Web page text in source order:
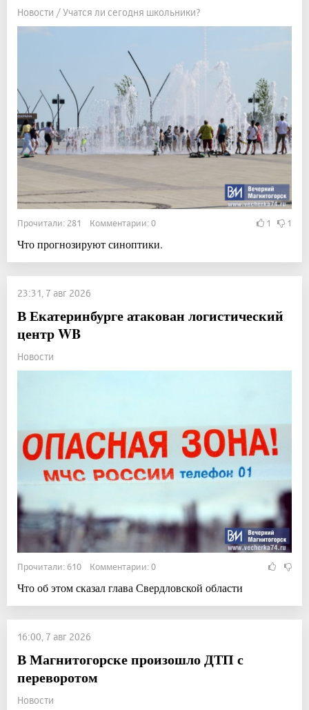
Новости / Учатся ли сегодня школьники?
Прочитали: 281 Комментарии: 0 1 1
Что прогнозируют синоптики.
23:31, 7 авг 2026
В Екатеринбурге атакован логистический
центр WB
Новости
Прочитали: 610 Комментарии: 0
Что об этом сказал глава Свердловской области
16:00, 7 авг 2026
В Магнитогорске произошло ДТП с
переворотом
Новости